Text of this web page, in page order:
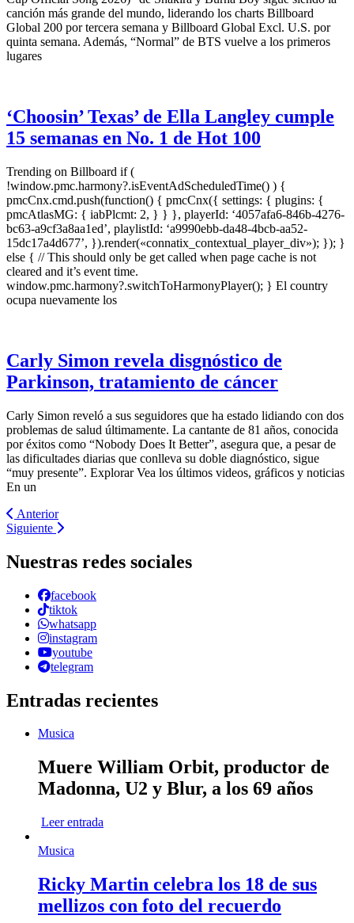
canción más grande del mundo, liderando los charts Billboard
Global 200 por tercera semana y Billboard Global Excl. U.S. por
quinta semana. Además, “Normal” de BTS vuelve a los primeros
lugares
‘Choosin’ Texas’ de Ella Langley cumple
15 semanas en No. 1 de Hot 100
Trending on Billboard if (
!window.pmc.harmony?.isEventAdScheduledTime() ) {
pmcCnx.cmd.push(function() { pmcCnx({ settings: { plugins: {
pmcAtlasMG: { iabPlcmt: 2, } } }, playerId: ‘4057afa6-846b-4276-
bc63-a9cf3a8aa1ed’, playlistId: ‘a9990ebb-da48-4bcb-aa52-
15dc17a4d677’, }).render(«connatix_contextual_player_div»); }); }
else { // This should only be get called when page cache is not
cleared and it’s event time.
window.pmc.harmony?.switchToHarmonyPlayer(); } El country
ocupa nuevamente los
Carly Simon revela disgnóstico de
Parkinson, tratamiento de cáncer
Carly Simon reveló a sus seguidores que ha estado lidiando con dos
problemas de salud últimamente. La cantante de 81 años, conocida
por éxitos como “Nobody Does It Better”, asegura que, a pesar de
las dificultades diarias que conlleva su doble diagnóstico, sigue
“muy presente”. Explorar Vea los últimos videos, gráficos y noticias
En un
Anterior
Siguiente
Nuestras redes sociales
facebook
tiktok
whatsapp
instagram
youtube
telegram
Entradas recientes
Musica
Muere William Orbit, productor de
Madonna, U2 y Blur, a los 69 años
Leer entrada
Musica
Ricky Martin celebra los 18 de sus
mellizos con foto del recuerdo